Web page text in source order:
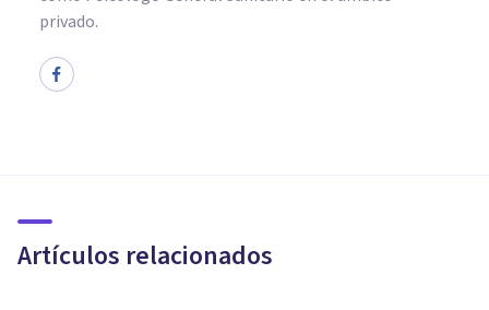
privado.
Artículos relacionados
vínculo en Recursos Humanos